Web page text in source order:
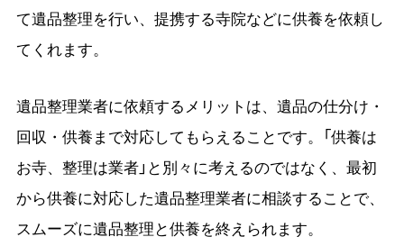
て遺品整理を行い、提携する寺院などに供養を依頼し
てくれます。
遺品整理業者に依頼するメリットは、遺品の仕分け・
回収・供養まで対応してもらえることです。「供養は
お寺、整理は業者」と別々に考えるのではなく、最初
から供養に対応した遺品整理業者に相談することで、
スムーズに遺品整理と供養を終えられます。